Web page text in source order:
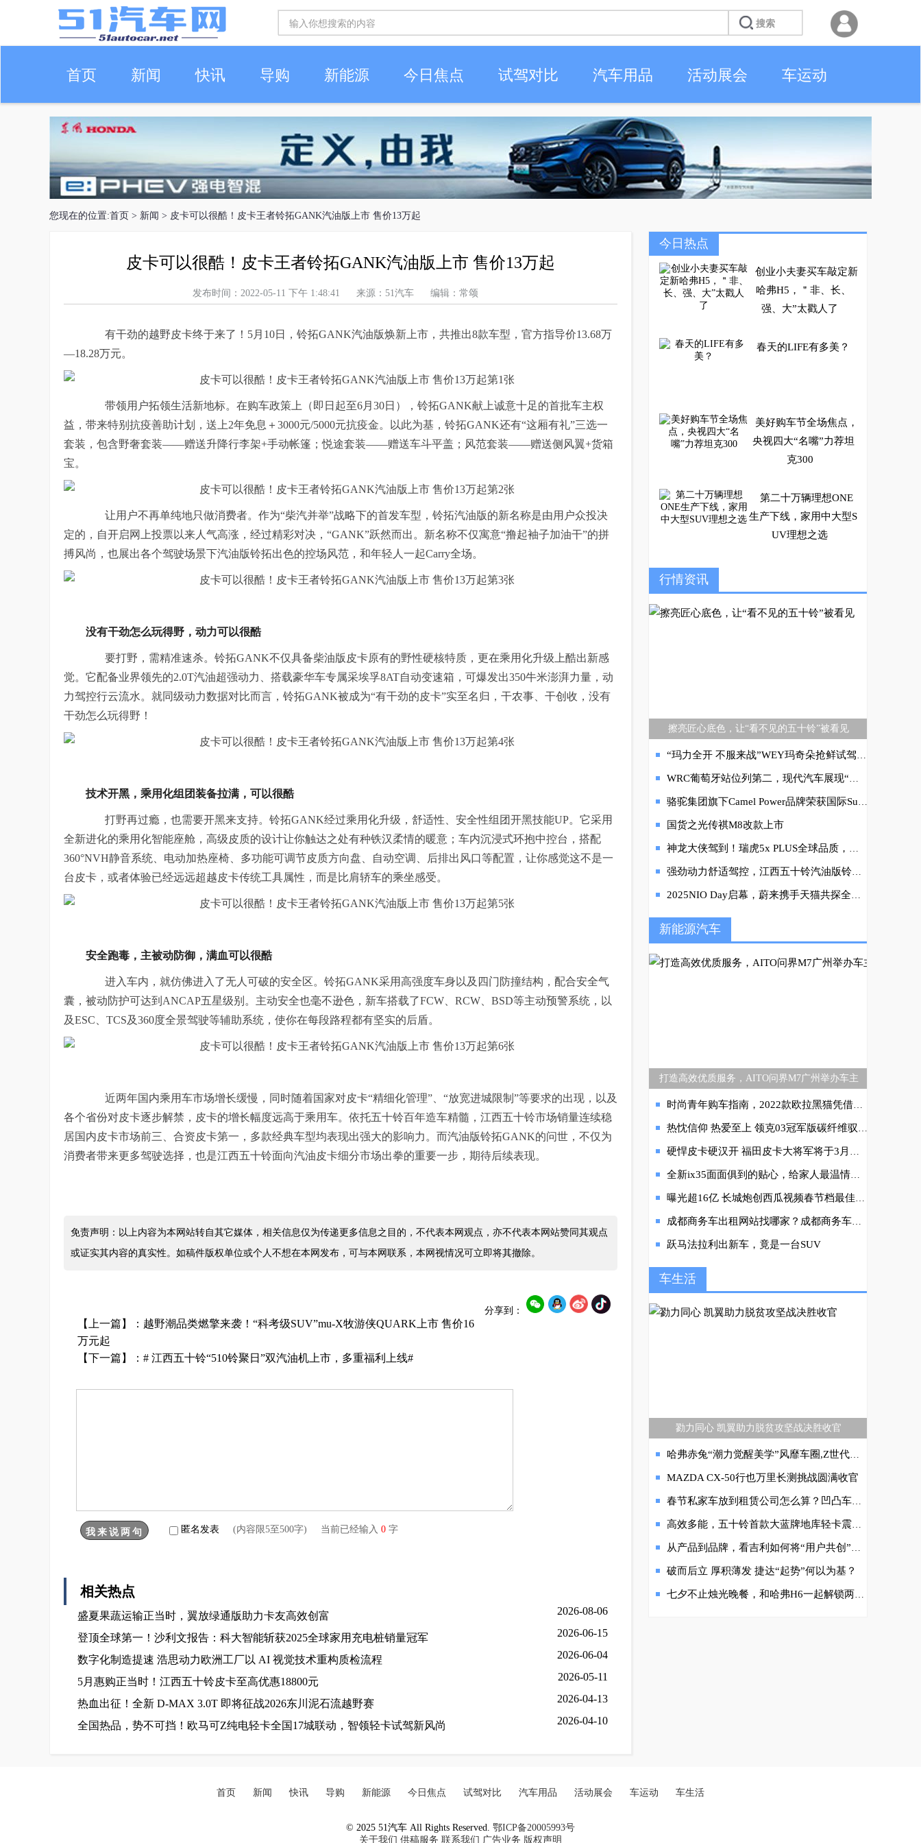
首页 新闻 快讯 导购 新能源 今日焦点 试驾对比 汽车用品 活动展会 车运动
车生活
您现在的位置:首页 > 新闻 > 皮卡可以很酷！皮卡王者铃拓GANK汽油版上市 售价13万起
皮卡可以很酷！皮卡王者铃拓GANK汽油版上市 售价13万起
发布时间：2022-05-11 下午 1:48:41 来源：51汽车 编辑：常颂
有干劲的越野皮卡终于来了！5月10日，铃拓GANK汽油版焕新上市，共推出8款车型，官方指导价13.68万
—18.28万元。
带领用户拓领生活新地标。在购车政策上（即日起至6月30日），铃拓GANK献上诚意十足的首批车主权
益，带来特别抗疫善助计划，送上2年免息＋3000元/5000元抗疫金。以此为基，铃拓GANK还有“这厢有礼”三选一
套装，包含野奢套装——赠送升降行李架+手动帐篷；悦途套装——赠送车斗平盖；风范套装——赠送侧风翼+货箱
宝。
让用户不再单纯地只做消费者。作为“柴汽并举”战略下的首发车型，铃拓汽油版的新名称是由用户众投决
定的，自开启网上投票以来人气高涨，经过精彩对决，“GANK”跃然而出。新名称不仅寓意“撸起袖子加油干”的拼
搏风尚，也展出各个驾驶场景下汽油版铃拓出色的控场风范，和年轻人一起Carry全场。
没有干劲怎么玩得野，动力可以很酷
要打野，需精准速杀。铃拓GANK不仅具备柴油版皮卡原有的野性硬核特质，更在乘用化升级上酷出新感
觉。它配备业界领先的2.0T汽油超强动力、搭载豪华车专属采埃孚8AT自动变速箱，可爆发出350牛米澎湃力量，动
力驾控行云流水。就同级动力数据对比而言，铃拓GANK被成为“有干劲的皮卡”实至名归，干农事、干创收，没有
干劲怎么玩得野！
技术开黑，乘用化组团装备拉满，可以很酷
打野再过瘾，也需要开黑来支持。铃拓GANK经过乘用化升级，舒适性、安全性组团开黑技能UP。它采用
全新进化的乘用化智能座舱，高级皮质的设计让你触达之处有种铁汉柔情的暖意；车内沉浸式环抱中控台，搭配
360°NVH静音系统、电动加热座椅、多功能可调节皮质方向盘、自动空调、后排出风口等配置，让你感觉这不是一
台皮卡，或者体验已经远远超越皮卡传统工具属性，而是比肩轿车的乘坐感受。
安全跑毒，主被动防御，满血可以很酷
进入车内，就仿佛进入了无人可破的安全区。铃拓GANK采用高强度车身以及四门防撞结构，配合安全气
囊，被动防护可达到ANCAP五星级别。主动安全也毫不逊色，新车搭载了FCW、RCW、BSD等主动预警系统，以
及ESC、TCS及360度全景驾驶等辅助系统，使你在每段路程都有坚实的后盾。
近两年国内乘用车市场增长缓慢，同时随着国家对皮卡“精细化管理”、“放宽进城限制”等要求的出现，以及
各个省份对皮卡逐步解禁，皮卡的增长幅度远高于乘用车。依托五十铃百年造车精髓，江西五十铃市场销量连续稳
居国内皮卡市场前三、合资皮卡第一，多款经典车型均表现出强大的影响力。而汽油版铃拓GANK的问世，不仅为
消费者带来更多驾驶选择，也是江西五十铃面向汽油皮卡细分市场出拳的重要一步，期待后续表现。
免责声明：以上内容为本网站转自其它媒体，相关信息仅为传递更多信息之目的，不代表本网观点，亦不代表本网站赞同其观点
或证实其内容的真实性。如稿件版权单位或个人不想在本网发布，可与本网联系，本网视情况可立即将其撤除。
分享到：
【上一篇】： 越野潮品类燃擎来袭！“科考级SUV”mu-X牧游侠QUARK上市 售价16
万元起
【下一篇】： # 江西五十铃“510铃聚日”双汽油机上市，多重福利上线#
匿名发表 (内容限5至500字) 当前已经输入 0 字
相关热点
盛夏果蔬运输正当时，翼放绿通版助力卡友高效创富 2026-08-06
登顶全球第一！沙利文报告：科大智能斩获2025全球家用充电桩销量冠军 2026-06-15
数字化制造提速 浩思动力欧洲工厂以 AI 视觉技术重构质检流程 2026-06-04
5月惠购正当时！江西五十铃皮卡至高优惠18800元 2026-05-11
热血出征！全新 D-MAX 3.0T 即将征战2026东川泥石流越野赛 2026-04-13
全国热品，势不可挡！欧马可Z纯电轻卡全国17城联动，智领轻卡试驾新风尚 2026-04-10
今日热点
创业小夫妻买车敲定新
哈弗H5，＂非、长、
强、大”太戳人了
春天的LIFE有多美？
美好购车节全场焦点，
央视四大“名嘴”力荐坦
克300
第二十万辆理想ONE
生产下线，家用中大型S
UV理想之选
曝出，有何亮点？
行情资讯
擦亮匠心底色，让“看不见的五十铃”被看见
“玛力全开 不服来战”WEY玛奇朵抢鲜试驾会成功举办
WRC葡萄牙站位列第二，现代汽车展现“赛道自信”
骆驼集团旗下Camel Power品牌荣获国际Superbrands权威认证
国货之光传祺M8改款上市
神龙大侠驾到！瑞虎5x PLUS全球品质，带你体验硬核真功夫
强劲动力舒适驾控，江西五十铃汽油版铃拓实拍体验
2025NIO Day启幕，蔚来携手天猫共探全生态合作新篇章
新能源汽车
打造高效优质服务，AITO问界M7广州举办车主
时尚青年购车指南，2022款欧拉黑猫凭借越级配置强势登顶
热忱信仰 热爱至上 领克03冠军版碳纤维驭风尾翼性能与美学的融合
硬悍皮卡硬汉开 福田皮卡大将军将于3月惊艳上市
全新ix35面面俱到的贴心，给家人最温情的告白
曝光超16亿 长城炮创西瓜视频春节档最佳“票房”
成都商务车出租网站找哪家？成都商务车出租网站哪家强？
跃马法拉利出新车，竟是一台SUV
车生活
勠力同心 凯翼助力脱贫攻坚战决胜收官
哈弗赤兔“潮力觉醒美学”风靡车圈,Z世代们不淡定了!
MAZDA CX-50行也万里长测挑战圆满收官
春节私家车放到租赁公司怎么算？凹凸车主收益高
高效多能，五十铃首款大蓝牌地库轻卡震撼来袭
从产品到品牌，看吉利如何将“用户共创”玩到极致
破而后立 厚积薄发 捷达“起势”何以为基？
七夕不止烛光晚餐，和哈弗H6一起解锁两个人的浪漫自驾
首页 新闻 快讯 导购 新能源 今日焦点 试驾对比 汽车用品 活动展会 车运动 车生活
© 2025 51汽车 All Rights Reserved. 鄂ICP备20005993号
关于我们 供稿服务 联系我们 广告业务 版权声明